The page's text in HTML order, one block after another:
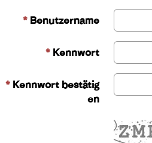
Benutzername
Kennwort
Kennwort bestätig
en